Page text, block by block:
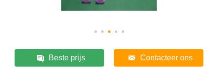
Beste prijs Contacteer ons